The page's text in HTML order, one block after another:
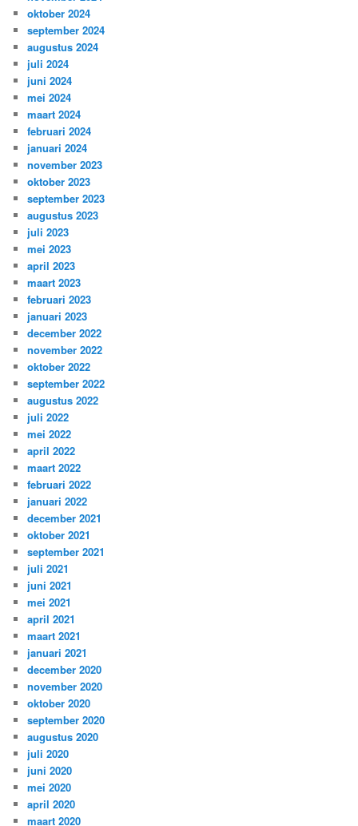
oktober 2024
september 2024
augustus 2024
juli 2024
juni 2024
mei 2024
maart 2024
februari 2024
januari 2024
november 2023
oktober 2023
september 2023
augustus 2023
juli 2023
mei 2023
april 2023
maart 2023
februari 2023
januari 2023
december 2022
november 2022
oktober 2022
september 2022
augustus 2022
juli 2022
mei 2022
april 2022
maart 2022
februari 2022
januari 2022
december 2021
oktober 2021
september 2021
juli 2021
juni 2021
mei 2021
april 2021
maart 2021
januari 2021
december 2020
november 2020
oktober 2020
september 2020
augustus 2020
juli 2020
juni 2020
mei 2020
april 2020
maart 2020